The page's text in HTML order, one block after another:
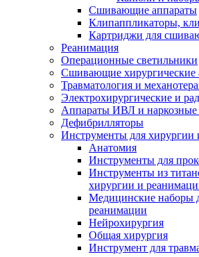
Сшивающие аппараты
Клипаппликаторы,
Картриджи для
Реанимация
Операционные светильники
Сшивающие хирургические
Травматология и
Электрохирургические и
Аппараты ИВЛ и наркозные
Дефибрилляторы
Инструменты для хирургии
Анатомия
Инструменты для
Инструменты из
хирургии и
Медицинские наборы
реанимации
Нейрохирургия
Общая хирургия
Инструмент для